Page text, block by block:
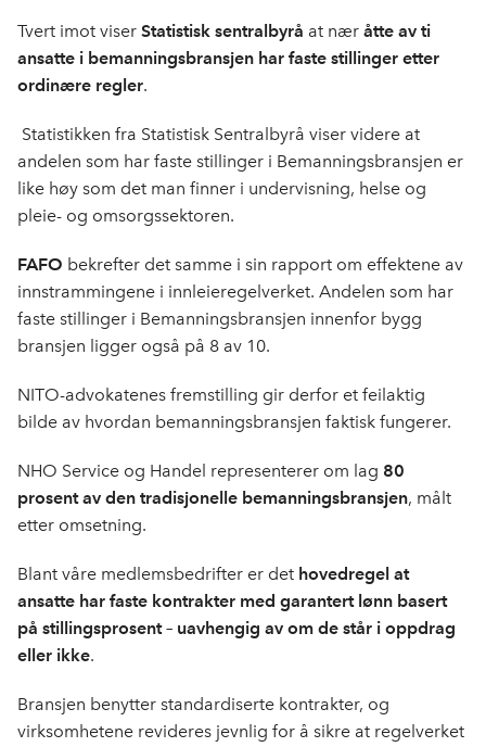
Tvert imot viser Statistisk sentralbyrå at nær åtte av ti
ansatte i bemanningsbransjen har faste stillinger etter
ordinære regler.
Statistikken fra Statistisk Sentralbyrå viser videre at
andelen som har faste stillinger i Bemanningsbransjen er
like høy som det man finner i undervisning, helse og
pleie- og omsorgssektoren.
FAFO bekrefter det samme i sin rapport om effektene av
innstrammingene i innleieregelverket. Andelen som har
faste stillinger i Bemanningsbransjen innenfor bygg
bransjen ligger også på 8 av 10.
NITO-advokatenes fremstilling gir derfor et feilaktig
bilde av hvordan bemanningsbransjen faktisk fungerer.
NHO Service og Handel representerer om lag 80
prosent av den tradisjonelle bemanningsbransjen, målt
etter omsetning.
Blant våre medlemsbedrifter er det hovedregel at
ansatte har faste kontrakter med garantert lønn basert
på stillingsprosent – uavhengig av om de står i oppdrag
eller ikke.
Bransjen benytter standardiserte kontrakter, og
virksomhetene revideres jevnlig for å sikre at regelverket